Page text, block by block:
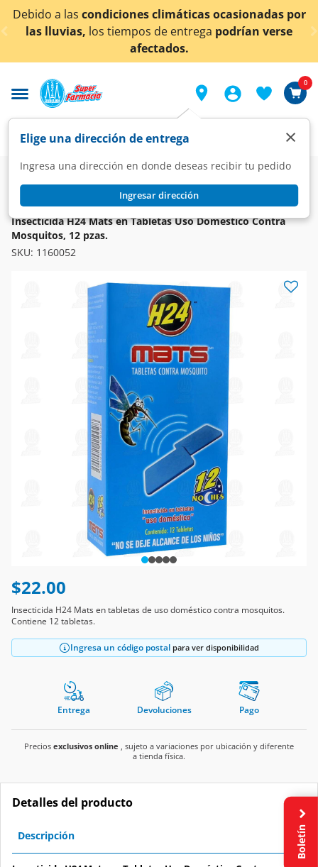
< div class="carousel-inner">
Debido a las condiciones climáticas ocasionadas por
las lluvias, los tiempos de entrega podrían verse
afectados.
Elige una dirección de entrega
Ingresa una dirección en donde deseas recibir tu pedido
Ingresar dirección
×
0
Super Hogar
Jardín y Ferretería
Insecticidas y Trampas
H24
Insecticida H24 Mats en Tabletas Uso Doméstico Contra
Mosquitos, 12 pzas.
SKU: 1160052
$22.00
Insecticida H24 Mats en tabletas de uso doméstico contra mosquitos.
Contiene 12 tabletas.
Ingresa un código postal para ver disponibilidad
Entrega Devoluciones Pago
Precios exclusivos online , sujeto a variaciones por ubicación y diferente
a tienda física.
Detalles del producto
Descripción Boletín